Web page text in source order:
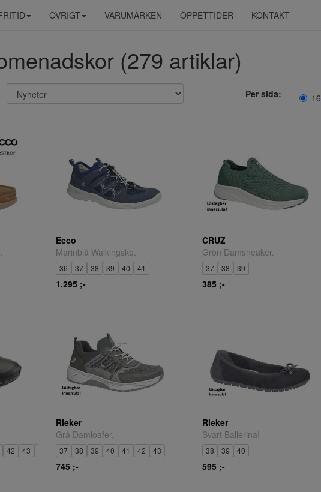
ÖVRIGT VARUMÄRKEN ÖPPETTIDER KONTAKT
(279 artiklar)
Per sida: 16
Ecco
Marinblå Walkingsko.
36 37 38 39 40 41
1.295 ;-
CRUZ
Grön Damsneaker.
37 38 39
385 ;-
42 43 45 46 47
Rieker
Grå Damloafer.
37 38 39 40 41 42 43
745 ;-
Rieker
Svart Ballerina!
38 39 40
595 ;-